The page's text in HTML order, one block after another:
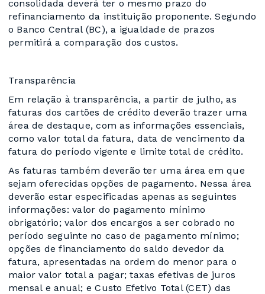
consolidada deverá ter o mesmo prazo do
refinanciamento da instituição proponente. Segundo
o Banco Central (BC), a igualdade de prazos
permitirá a comparação dos custos.
Transparência
Em relação à transparência, a partir de julho, as
faturas dos cartões de crédito deverão trazer uma
área de destaque, com as informações essenciais,
como valor total da fatura, data de vencimento da
fatura do período vigente e limite total de crédito.
As faturas também deverão ter uma área em que
sejam oferecidas opções de pagamento. Nessa área
deverão estar especificadas apenas as seguintes
informações: valor do pagamento mínimo
obrigatório; valor dos encargos a ser cobrado no
período seguinte no caso de pagamento mínimo;
opções de financiamento do saldo devedor da
fatura, apresentadas na ordem do menor para o
maior valor total a pagar; taxas efetivas de juros
mensal e anual; e Custo Efetivo Total (CET) das